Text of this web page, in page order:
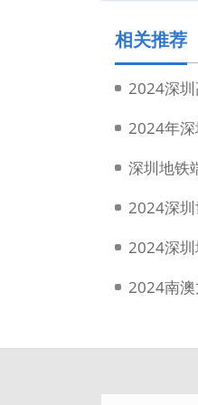
相关推荐
2024深
深圳地铁
2024深圳
2024深
2024南